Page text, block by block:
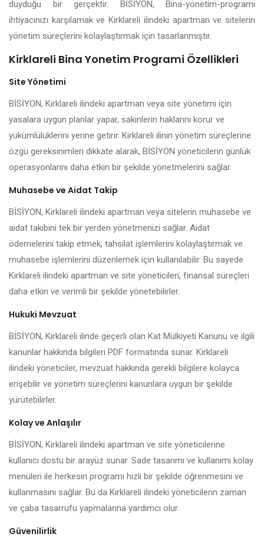
duyduğu bir gerçektir. BİSİYON, Bina-yonetim-programi
ihtiyacınızı karşılamak ve Kirklareli ilindeki apartman ve sitelerin
yönetim süreçlerini kolaylaştırmak için tasarlanmıştır.
Kirklareli Bina Yonetim Programi Özellikleri
Site Yönetimi
BİSİYON, Kirklareli ilindeki apartman veya site yönetimi için
yasalara uygun planlar yapar, sakinlerin haklarını korur ve
yükümlülüklerini yerine getirir. Kirklareli ilinin yönetim süreçlerine
özgü gereksinimleri dikkate alarak, BİSİYON yöneticilerin günlük
operasyonlarını daha etkin bir şekilde yönetmelerini sağlar.
Muhasebe ve Aidat Takip
BİSİYON, Kirklareli ilindeki apartman veya sitelerin muhasebe ve
aidat takibini tek bir yerden yönetmenizi sağlar. Aidat
ödemelerini takip etmek, tahsilat işlemlerini kolaylaştırmak ve
muhasebe işlemlerini düzenlemek için kullanılabilir. Bu sayede
Kirklareli ilindeki apartman ve site yöneticileri, finansal süreçleri
daha etkin ve verimli bir şekilde yönetebilirler.
Hukuki Mevzuat
BİSİYON, Kirklareli ilinde geçerli olan Kat Mülkiyeti Kanunu ve ilgili
kanunlar hakkında bilgileri PDF formatında sunar. Kirklareli
ilindeki yöneticiler, mevzuat hakkında gerekli bilgilere kolayca
erişebilir ve yönetim süreçlerini kanunlara uygun bir şekilde
yürütebilirler.
Kolay ve Anlaşılır
BİSİYON, Kirklareli ilindeki apartman ve site yöneticilerine
kullanıcı dostu bir arayüz sunar. Sade tasarımı ve kullanımı kolay
menüleri ile herkesin programı hızlı bir şekilde öğrenmesini ve
kullanmasını sağlar. Bu da Kirklareli ilindeki yöneticilerin zaman
ve çaba tasarrufu yapmalarına yardımcı olur.
Güvenilirlik